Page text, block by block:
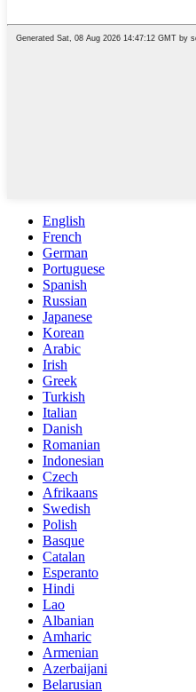
English
French
German
Portuguese
Spanish
Russian
Japanese
Korean
Arabic
Irish
Greek
Turkish
Italian
Danish
Romanian
Indonesian
Czech
Afrikaans
Swedish
Polish
Basque
Catalan
Esperanto
Hindi
Lao
Albanian
Amharic
Armenian
Azerbaijani
Belarusian